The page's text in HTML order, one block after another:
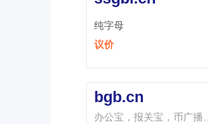
纯字母
议价
bgb.cn
办公宝，报关宝，币广播…